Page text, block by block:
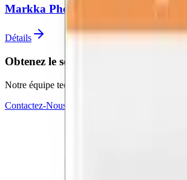
Markka Phosphorus 0-20-20
Détails
Obtenez le soutien d'experts pour
Notre équipe technique est prête à répondre à
Contactez-Nous